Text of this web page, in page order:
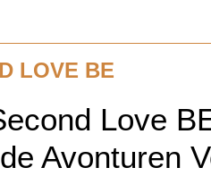
LOVE BE
Love
Avonturen